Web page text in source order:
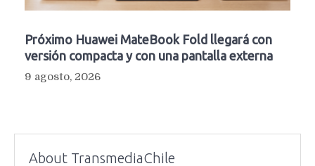
Próximo Huawei MateBook Fold llegará con
versión compacta y con una pantalla externa
9 agosto, 2026
About TransmediaChile